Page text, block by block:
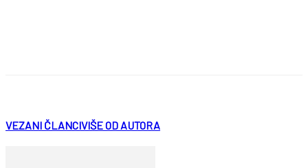
VEZANI ČLANCIVIŠE OD AUTORA